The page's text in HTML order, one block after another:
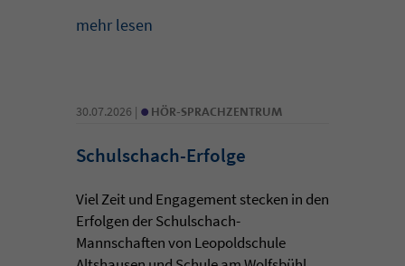
mehr lesen
30.07.2026 | • HÖR-SPRACHZENTRUM
Schulschach-Erfolge
Viel Zeit und Engagement stecken in den
Erfolgen der Schulschach-
Mannschaften von Leopoldschule